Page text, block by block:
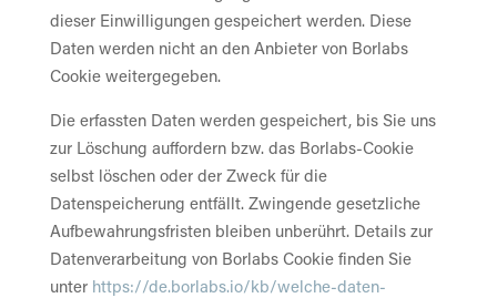
dieser Einwilligungen gespeichert werden. Diese
Daten werden nicht an den Anbieter von Borlabs
Cookie weitergegeben.
Die erfassten Daten werden gespeichert, bis Sie uns
zur Löschung auffordern bzw. das Borlabs-Cookie
selbst löschen oder der Zweck für die
Datenspeicherung entfällt. Zwingende gesetzliche
Aufbewahrungsfristen bleiben unberührt. Details zur
Datenverarbeitung von Borlabs Cookie finden Sie
unter https://de.borlabs.io/kb/welche-daten-